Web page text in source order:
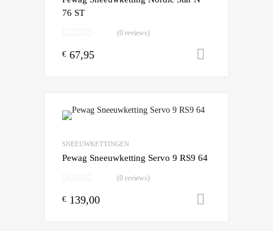
76 ST
(0 reviews)
€ 67,95
SNEEUWKETTINGEN
Pewag Sneeuwketting Servo 9 RS9 64
(0 reviews)
€ 139,00